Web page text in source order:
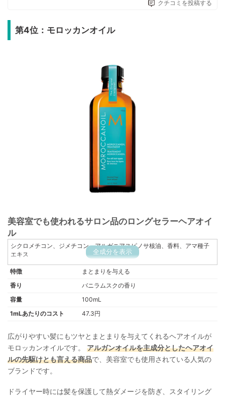
クチコミを投稿する
第4位：モロッカンオイル
美容室でも使われるサロン品のロングセラーヘアオイ
ル
全成分を表示
シクロメチコン、ジメチコン、アルガニアスピノサ核油、香料、アマ種子
エキス
特徴
まとまりを与える
香り
バニラムスクの香り
容量
100mL
1mLあたりのコスト
47.3円
広がりやすい髪にもツヤとまとまりを与えてくれるヘアオイルが
モロッカンオイルです。 アルガンオイルを主成分としたヘアオイ
ルの先駆けとも言える商品で、美容室でも使用されている人気の
ブランドです。
ドライヤー時には髪を保護して熱ダメージを防ぎ、スタイリング